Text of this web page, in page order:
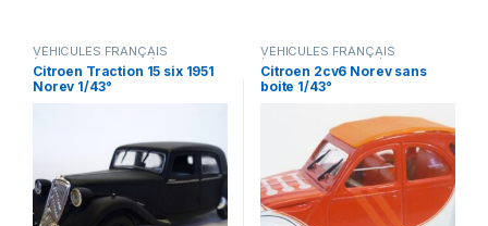
VÉHICULES FRANÇAIS
(voitures,camions...)
Citroen Traction 15 six 1951
Norev 1/43°
VÉHICULES FRANÇAIS
(voitures,camions...)
Citroen 2cv6 Norev sans
boite 1/43°